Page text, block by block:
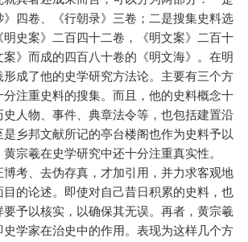
》四卷、《行朝录》三卷；二是搜集史料选
史案》二百四十二卷，《明文案》二百十
》而成的四百八十卷的《明文海》。在明
形成了他的史学研究方法论。主要有三个方
注重史料的搜集。而且，他的史料概念十
人物、事件、典章法令等，也包括建置沿
乡邦文献所记的亭台楼阁也作为史料予以
宗羲在史学研究中还十分注重真实性。
考、去伪存真，才加引用，并力求客观地
的论述。即使对自己昔日积累的史料，也
予以核实，以确保其无误。再者，黄宗羲
学家在治史中的作用。表现为这样几个方